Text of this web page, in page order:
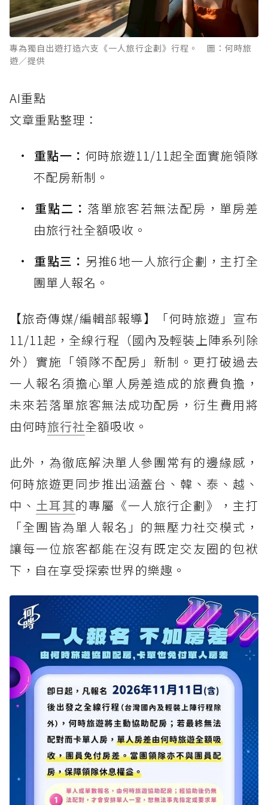
專為獨自出遊打造六支《一人旅行企劃》行程。 圖：何時旅
遊／提供
AI重點
文章重點整理：
重點一： 何時旅遊11/11起全面實施領隊
不配房新制。
重點二： 落單旅客若無法配房，單房差
由旅行社全額吸收。
重點三： 另推6地一人旅行企劃，主打全
團單人報名。
【旅奇傳媒/編輯部報導】「何時旅遊」宣布
11/11起，全線行程（國內及輕裝上陣系列除
外）實施「領隊不配房」新制。更打破過去
一人報名須擔心單人房差造成的旅費負擔，
未來若落單旅客無法成功配房，衍生費用將
由何時旅行社全額吸收。
此外，為徹底解決單人參團常有的邊緣感，
何時旅遊更同步推出涵蓋台、韓、泰、越、
中、 土耳其的專屬《一人旅行企劃》，主打
「全團皆為單人報名」的無壓力社交模式，
讓每一位旅客都能在沒有既定交友圈的包袱
下，自在享受探索世界的樂趣。